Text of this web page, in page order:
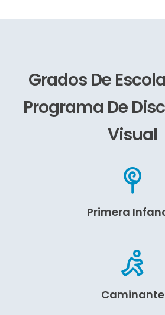
Grados De
Programa De
Visual
Primera
Caminante